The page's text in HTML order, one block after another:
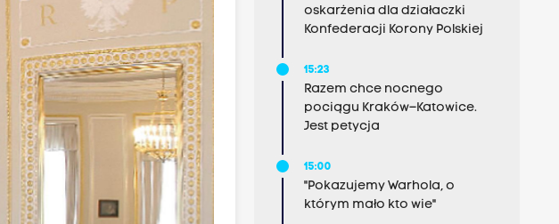
oskarżenia dla działaczki
Konfederacji Korony Polskiej
15:23
Razem chce nocnego
pociągu Kraków–Katowice.
Jest petycja
15:00
"Pokazujemy Warhola, o
którym mało kto wie"